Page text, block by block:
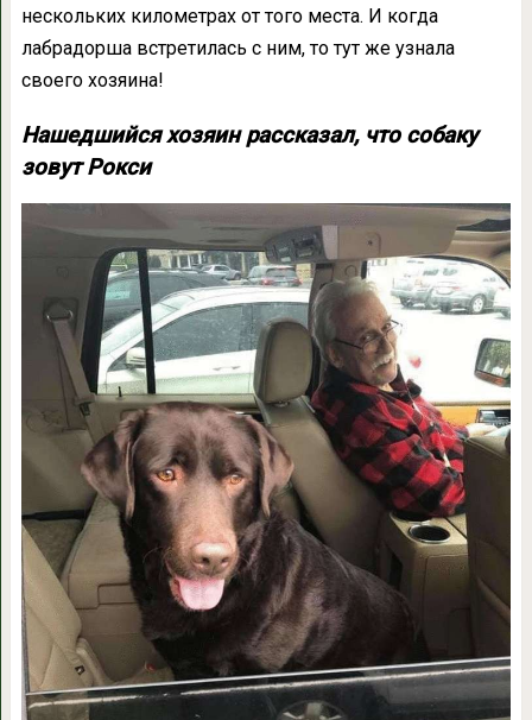
нескольких километрах от того места. И когда
лабрадорша встретилась с ним, то тут же узнала
своего хозяина!
Нашедшийся хозяин рассказал, что собаку
зовут Рокси